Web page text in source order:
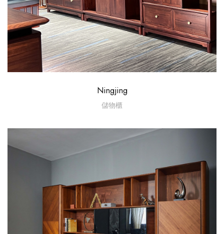
Ningjing
儲物櫃